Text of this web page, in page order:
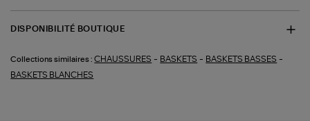
DISPONIBILITÉ BOUTIQUE
Collections similaires : CHAUSSURES - BASKETS - BASKETS BASSES -
BASKETS BLANCHES